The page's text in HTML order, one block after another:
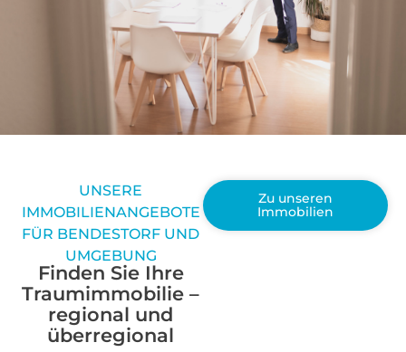
UNSERE
IMMOBILIENANGEBOTE
FÜR BENDESTORF UND
UMGEBUNG
Finden Sie Ihre
Traumimmobilie –
regional und
überregional
Zu unseren
Immobilien